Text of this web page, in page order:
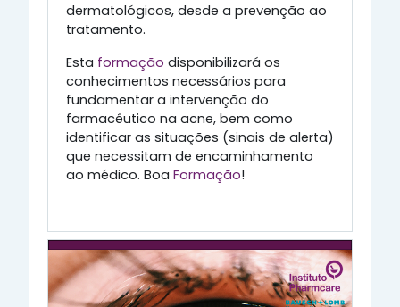
dermatológicos, desde a prevenção ao
tratamento.
Esta formação disponibilizará os
conhecimentos necessários para
fundamentar a intervenção do
farmacêutico na acne, bem como
identificar as situações (sinais de alerta)
que necessitam de encaminhamento
ao médico. Boa Formação!